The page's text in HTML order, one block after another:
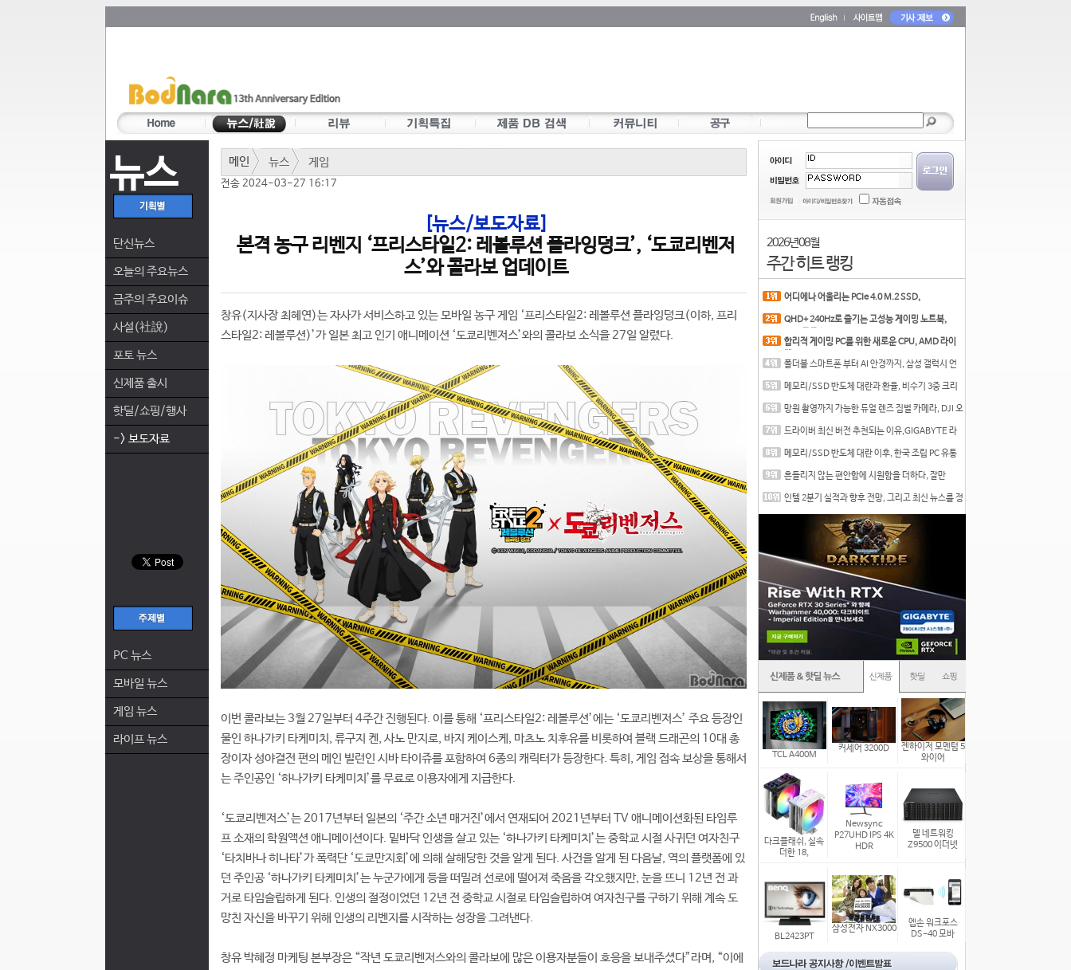
뉴스
단신뉴스
오늘의 주요뉴스
금주의 주요이슈
사설(社說)
포토 뉴스
신제품 출시
핫딜/쇼핑/행사
-> 보도자료
PC 뉴스
모바일 뉴스
게임 뉴스
라이프 뉴스
메인 뉴스 게임
전송 2024-03-27 16:17
[뉴스/보도자료]
본격 농구 리벤지 ‘프리스타일2: 레볼루션 플라잉덩크’, ‘도쿄리벤저
스’와 콜라보 업데이트
창유(지사장 최혜연)는 자사가 서비스하고 있는 모바일 농구 게임 ‘프리스타일2: 레볼루션 플라잉덩크(이하, 프리
스타일2: 레볼루션)’가 일본 최고 인기 애니메이션 ‘도쿄리벤저스’와의 콜라보 소식을 27일 알렸다.
이번 콜라보는 3월 27일부터 4주간 진행된다. 이를 통해 ‘프리스타일2: 레볼루션’에는 ‘도쿄리벤저스’ 주요 등장인
물인 하나가키 타케미치, 류구지 켄, 사노 만지로, 바지 케이스케, 마츠노 치후유를 비롯하여 블랙 드래곤의 10대 총
장이자 성야결전 편의 메인 빌런인 시바 타이쥬를 포함하여 6종의 캐릭터가 등장한다. 특히, 게임 접속 보상을 통해서
는 주인공인 ‘하나가키 타케미치’를 무료로 이용자에게 지급한다.
‘도쿄리벤저스’는 2017년부터 일본의 ‘주간 소년 매거진’에서 연재되어 2021년부터 TV 애니메이션화된 타임루
프 소재의 학원액션 애니메이션이다. 밑바닥 인생을 살고 있는 ‘하나가키 타케미치’는 중학교 시절 사귀던 여자친구
‘타치바나 히나타’가 폭력단 ‘도쿄만지회’에 의해 살해당한 것을 알게 된다. 사건을 알게 된 다음날, 역의 플랫폼에 있
던 주인공 ‘하나가키 타케미치’는 누군가에게 등을 떠밀려 선로에 떨어져 죽음을 각오했지만, 눈을 뜨니 12년 전 과
거로 타임슬립하게 된다. 인생의 절정이었던 12년 전 중학교 시절로 타임슬립하여 여자친구를 구하기 위해 계속 도
망친 자신을 바꾸기 위해 인생의 리벤지를 시작하는 성장을 그려낸다.
창유 박혜정 마케팅 본부장은 “작년 도쿄리벤저스와의 콜라보에 많은 이용자분들이 호응을 보내주셨다”라며, “이에
2026년 08월
주간 히트 랭킹
어디에나 어울리는 PCIe 4.0 M.2 SSD,
QHD+ 240Hz로 즐기는 고성능 게이밍 노트북,
합리적 게이밍 PC를 위한 새로운 CPU, AMD 라이
폴더블 스마트폰 부터 AI 안경까지, 삼성 갤럭시 언
메모리/SSD 반도체 대란과 환율, 비수기 3중 크리
망원 촬영까지 가능한 듀얼 렌즈 짐벌 카메라, DJI 오
드라이버 최신 버전 추천되는 이유,GIGABYTE 라
메모리/SSD 반도체 대란 이후, 한국 조립 PC 유통
흔들리지 않는 편안함에 시원함을 더하다, 잘만
인텔 2분기 실적과 향후 전망, 그리고 최신 뉴스를 정
TCL A400M
커세어 3200D
젠하이저 모멘텀 5
와이어
다크플래쉬, 실속
더한 18,
Newsync
P27UHD IPS 4K
HDR
델 네트워킹
Z9500 이더넷
BL2423PT
삼성전자 NX3000
엡손 워크포스
DS-40 모바